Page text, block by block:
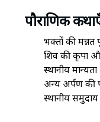
पौराणिक
भक्तों की मन्नत
शिव की कृपा
स्थानीय मान्यता
अन्य अर्पण की
स्थानीय समुदाय